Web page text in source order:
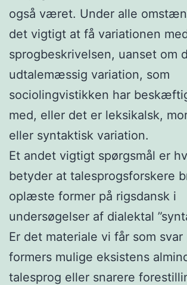
også været. Under alle
det vigtigt at få variationen
sprogbeskrivelsen, uanset om
udtalemæssig variation, som
sociolingvistikken har
med, eller det er leksikalsk,
eller syntaktisk variation.
Et andet vigtigt spørgsmål er
betyder at talesprogsforskere
oplæste former på rigsdansk i
undersøgelser af dialektal
Er det materiale vi får som
formers mulige eksistens
talesprog eller snarere